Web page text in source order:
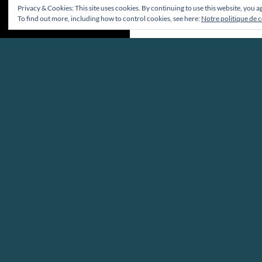
Privacy & Cookies: This site uses cookies. By continuing to use this website, you
To find out more, including how to control cookies, see here: Notre politique de